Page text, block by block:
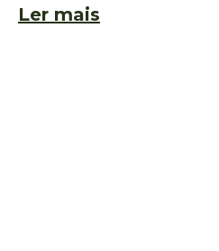
Ler mais